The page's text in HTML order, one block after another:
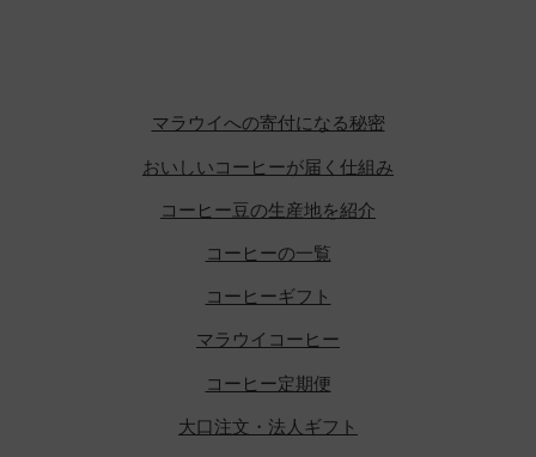
マラウイへの寄付になる秘密
おいしいコーヒーが届く仕組み
コーヒー豆の生産地を紹介
コーヒーの一覧
コーヒーギフト
マラウイコーヒー
コーヒー定期便
大口注文・法人ギフト